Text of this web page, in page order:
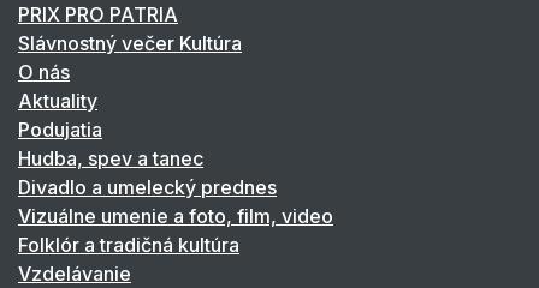
PRIX PRO PATRIA
Slávnostný večer Kultúra
O nás
Aktuality
Podujatia
Hudba, spev a tanec
Divadlo a umelecký prednes
Vizuálne umenie a foto, film, video
Folklór a tradičná kultúra
Vzdelávanie